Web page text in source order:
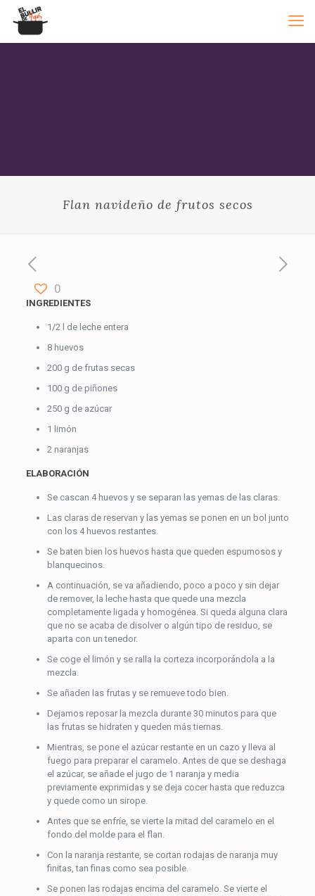
Flan navideño de frutos secos
0
INGREDIENTES
1/2 l de leche entera
8 huevos
200 g de frutas secas
100 g de piñones
250 g de azúcar
1 limón
2 naranjas
ELABORACIÓN
Se cascan 4 huevos y se separan las yemas de las claras.
Las claras de reservan y las yemas se ponen en un bol junto
con los 4 huevos restantes.
Se baten bien los huevos hasta que queden espumosos y
blanquecinos.
A continuación, se va añadiendo, poco a poco y sin dejar
de remover, la leche hasta que quede una mezcla
completamente ligada y homogénea. Si queda alguna clara
que no se acaba de disolver o algún tipo de residuo, se
aparta con un tenedor.
Se coge el limón y se ralla la corteza incorporándola a la
mezcla.
Se añaden las frutas y se remueve todo bien.
Dejamos reposar la mezcla durante 30 minutos para que
las frutas se hidraten y queden más tiernas.
Mientras, se pone el azúcar restante en un cazo y lleva al
fuego para preparar el caramelo. Antes de que se deshaga
el azúcar, se añade el jugo de 1 naranja y media
previamente exprimidas y se deja cocer hasta que reduzca
y quede como un sirope.
Antes que se enfríe, se vierte la mitad del caramelo en el
fondo del molde para el flan.
Con la naranja restante, se cortan rodajas de naranja muy
finitas, tan finas como sea posible.
Se ponen las rodajas encima del caramelo. Se vierte el